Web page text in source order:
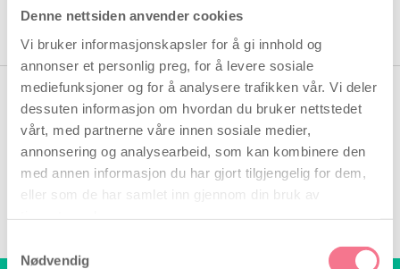
Denne nettsiden anvender cookies
Vi bruker informasjonskapsler for å gi innhold og
annonser et personlig preg, for å levere sosiale
mediefunksjoner og for å analysere trafikken vår. Vi deler
dessuten informasjon om hvordan du bruker nettstedet
vårt, med partnerne våre innen sosiale medier,
annonsering og analysearbeid, som kan kombinere den
med annen informasjon du har gjort tilgjengelig for dem,
eller som de har samlet inn gjennom din bruk av
Nødvendig